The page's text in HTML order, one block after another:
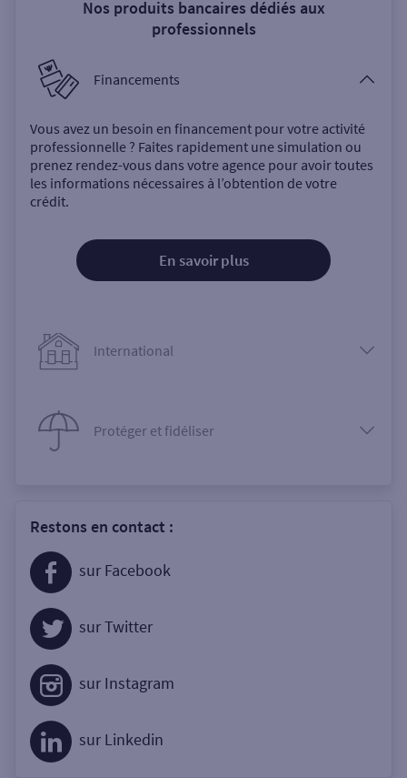
Nos produits bancaires dédiés aux
professionnels
Financements
Vous avez un besoin en financement pour votre activité
professionnelle ? Faites rapidement une simulation ou
prenez rendez-vous dans votre agence pour avoir toutes
les informations nécessaires à l’obtention de votre
crédit.
En savoir plus
International
Protéger et fidéliser
Restons en contact :
sur Facebook
sur Twitter
sur Instagram
sur Linkedin